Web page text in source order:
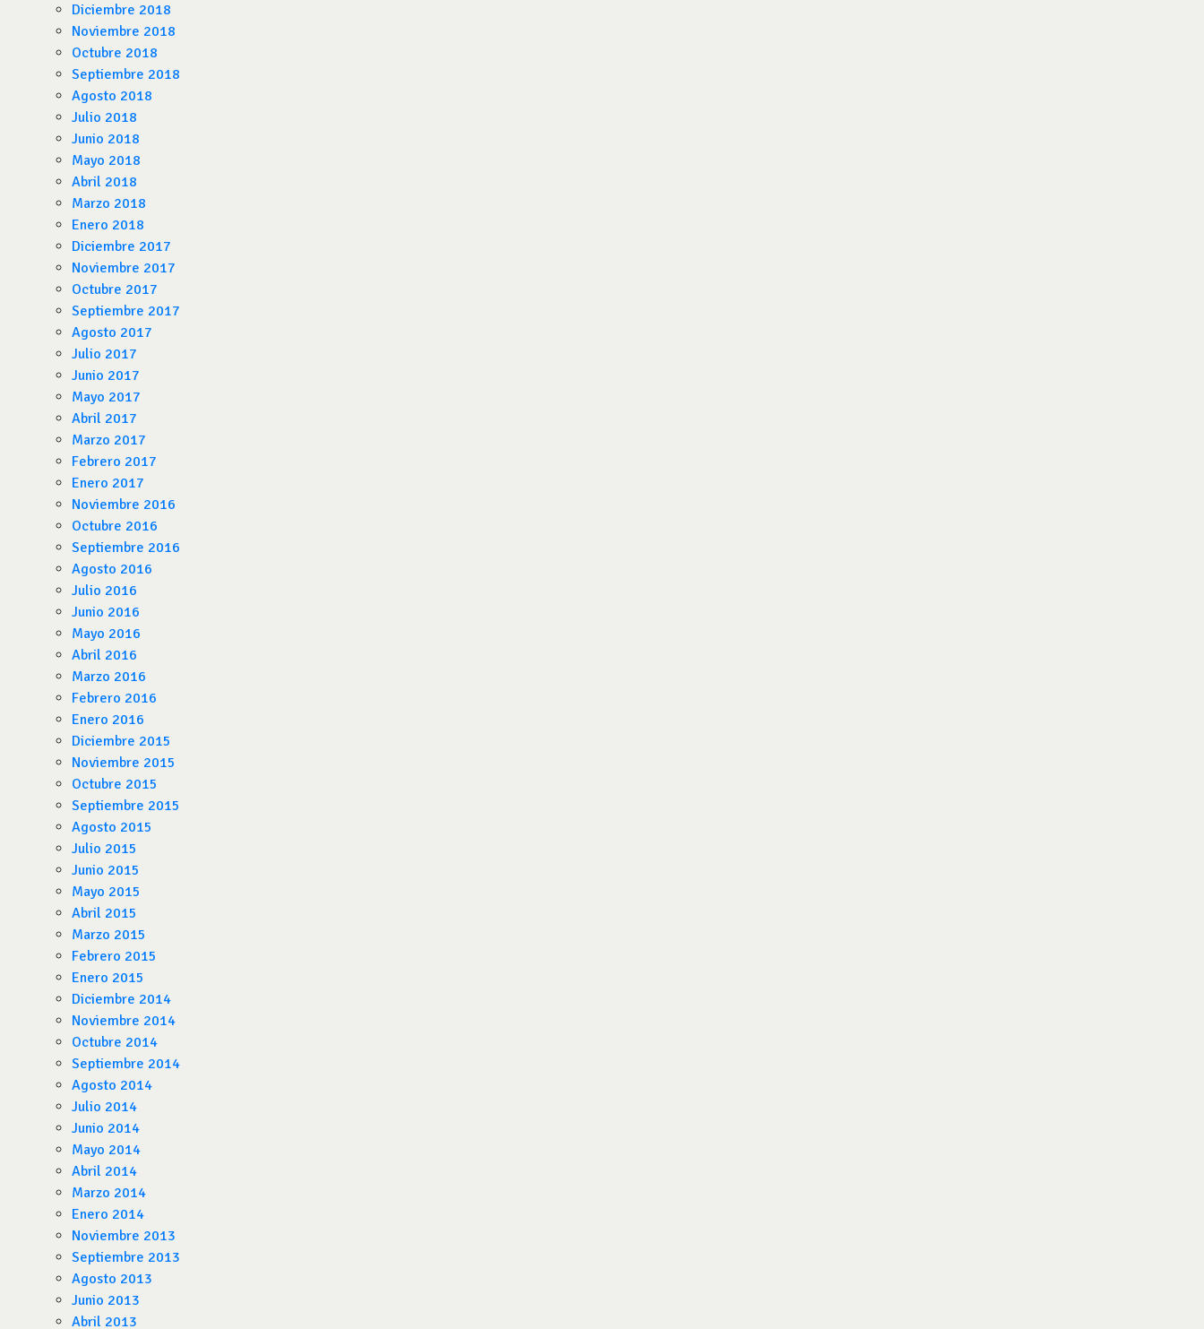
Diciembre 2018
Noviembre 2018
Octubre 2018
Septiembre 2018
Agosto 2018
Julio 2018
Junio 2018
Mayo 2018
Abril 2018
Marzo 2018
Enero 2018
Diciembre 2017
Noviembre 2017
Octubre 2017
Septiembre 2017
Agosto 2017
Julio 2017
Junio 2017
Mayo 2017
Abril 2017
Marzo 2017
Febrero 2017
Enero 2017
Noviembre 2016
Octubre 2016
Septiembre 2016
Agosto 2016
Julio 2016
Junio 2016
Mayo 2016
Abril 2016
Marzo 2016
Febrero 2016
Enero 2016
Diciembre 2015
Noviembre 2015
Octubre 2015
Septiembre 2015
Agosto 2015
Julio 2015
Junio 2015
Mayo 2015
Abril 2015
Marzo 2015
Febrero 2015
Enero 2015
Diciembre 2014
Noviembre 2014
Octubre 2014
Septiembre 2014
Agosto 2014
Julio 2014
Junio 2014
Mayo 2014
Abril 2014
Marzo 2014
Enero 2014
Noviembre 2013
Septiembre 2013
Agosto 2013
Junio 2013
Abril 2013